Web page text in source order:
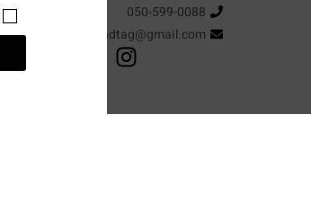
050-599-0088
hugandtag@gmail.com